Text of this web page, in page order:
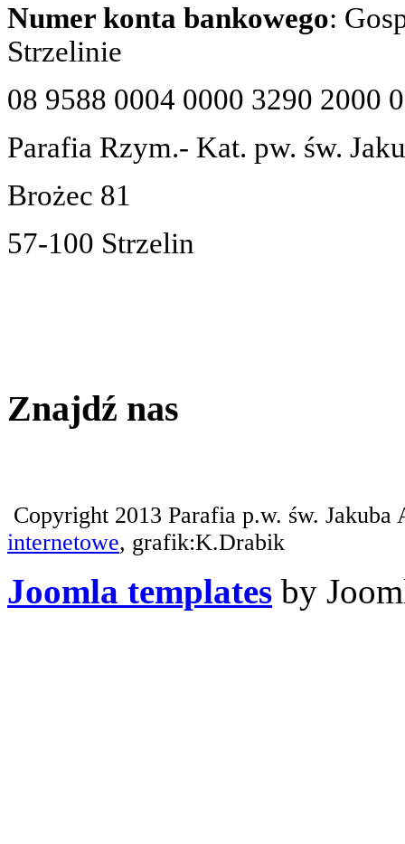
Numer konta bankowego:
Strzelinie
08 9588 0004 0000 3290 2000
Parafia Rzym.- Kat. pw. św.
Brożec 81
57-100 Strzelin
Znajdź nas
Copyright 2013 Parafia p.w. św.
internetowe, grafik:K.Drabik
Joomla templates by